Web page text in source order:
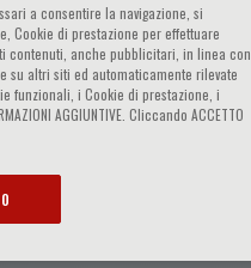
a consentire la navigazione, si
Cookie di prestazione per effettuare
contenuti, anche pubblicitari, in linea con
su altri siti ed automaticamente rilevate
funzionali, i Cookie di prestazione, i
AGGIUNTIVE. Cliccando ACCETTO